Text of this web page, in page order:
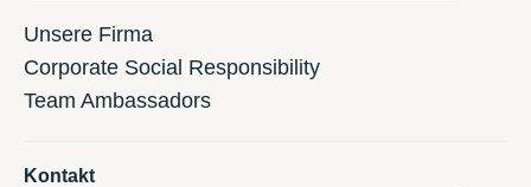
Unsere Firma
Corporate Social Responsibility
Team Ambassadors
Kontakt